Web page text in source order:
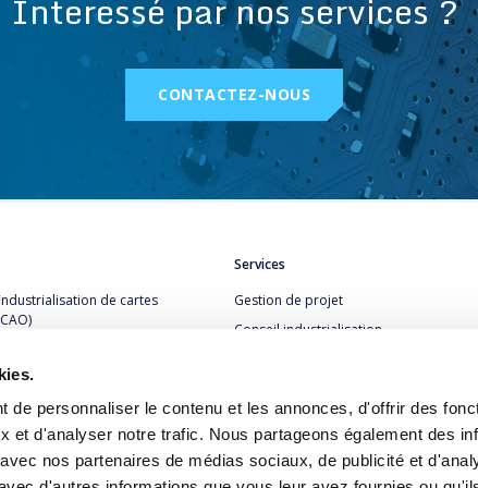
de personnaliser le contenu et les annonces, d'offrir des
et d'analyser notre trafic. Nous partageons également des
nos partenaires de médias sociaux, de publicité et
CONTACTEZ-NOUS
de cartes
et Systèmes
Services
Gestion de projet
Conseil industrialisation
Prototype de cartes câblées en délai
Câblage carte et intégration de produits
série